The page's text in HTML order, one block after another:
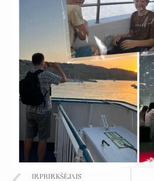
IEPRIEKŠĒJAIS